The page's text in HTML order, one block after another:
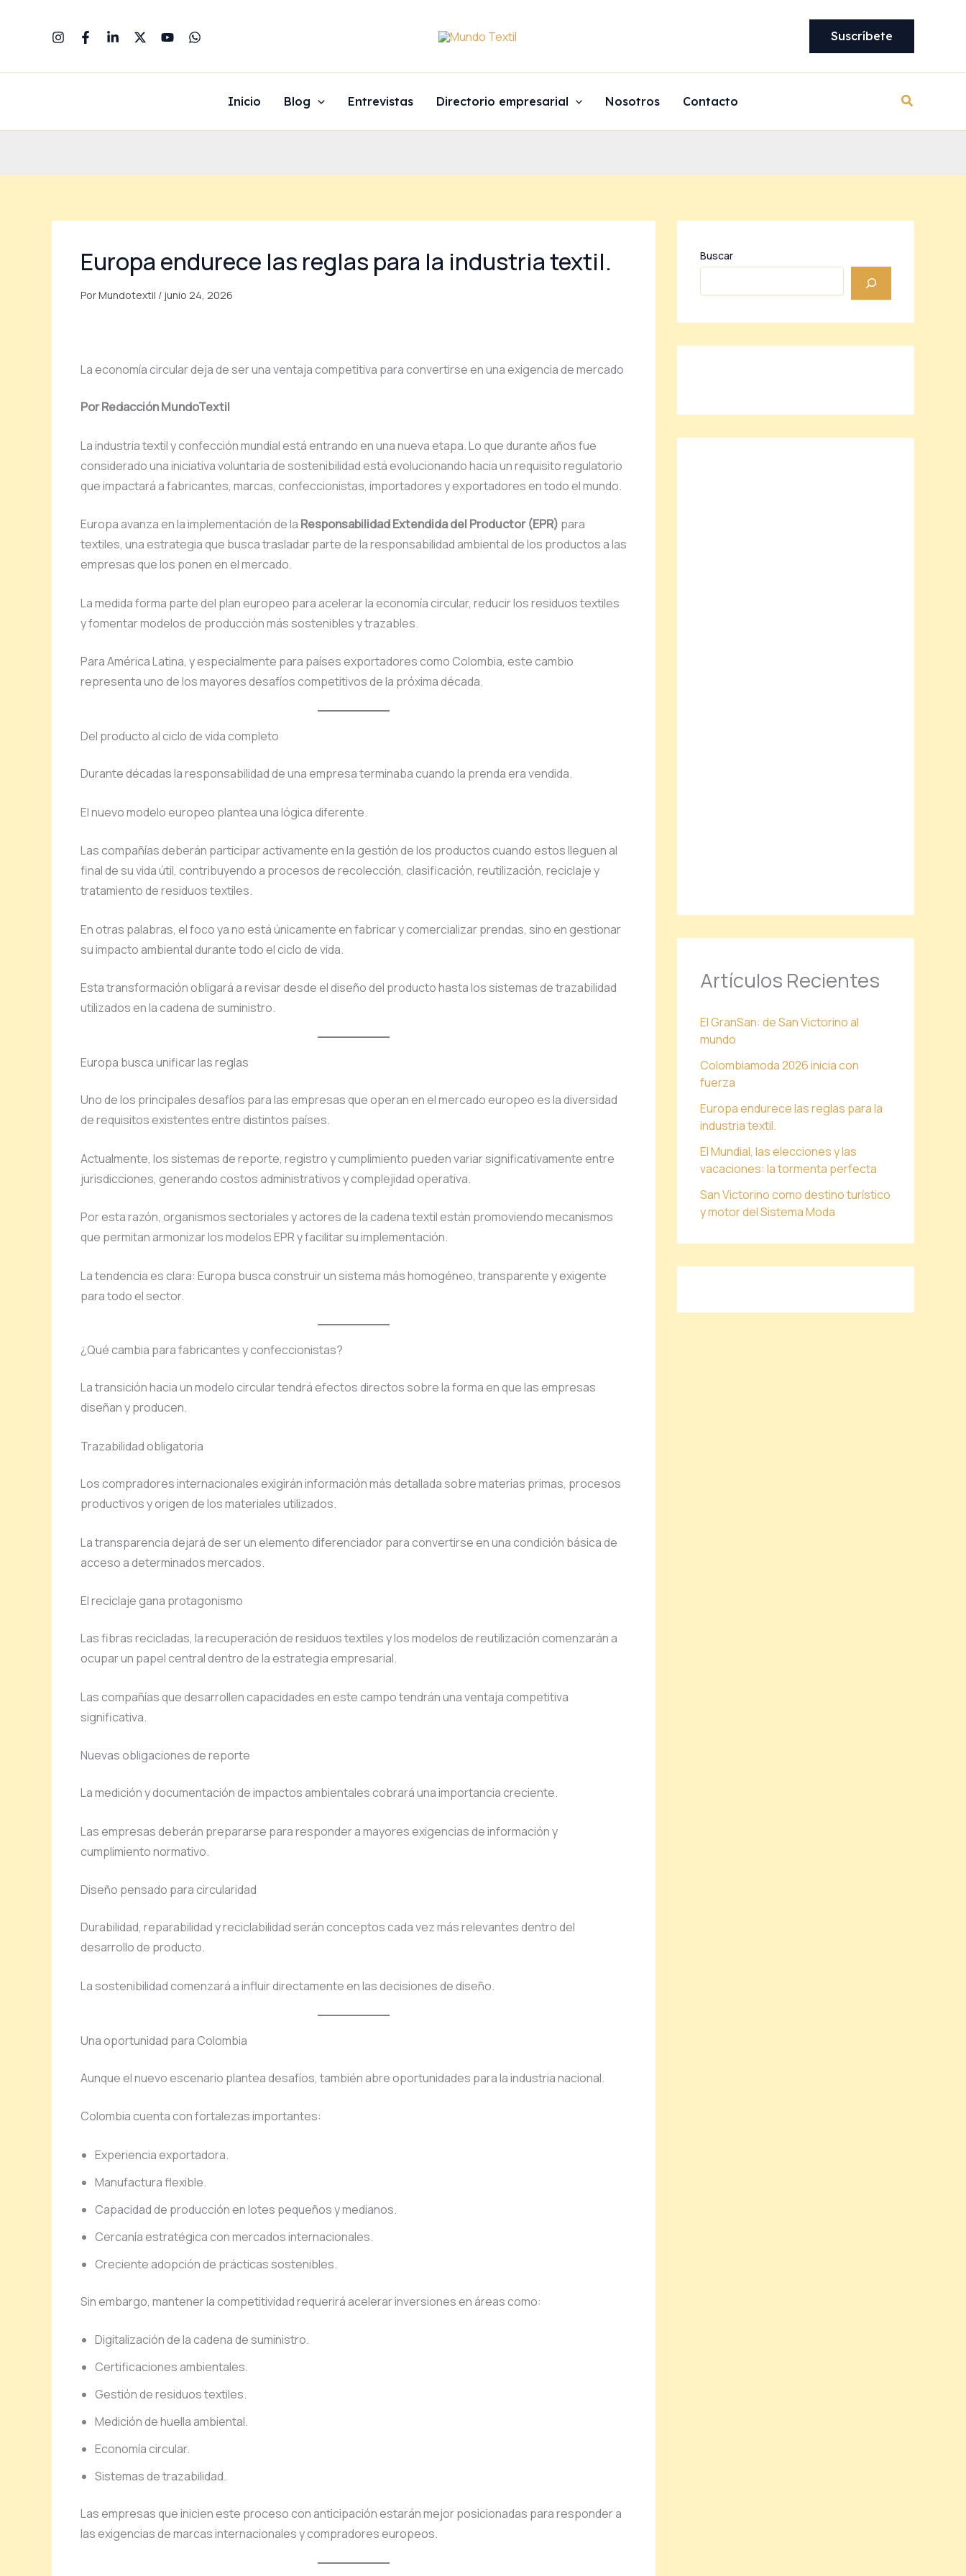
Suscríbete
Inicio Blog Entrevistas Directorio empresarial Nosotros Contacto Buscar
Europa endurece las reglas para la industria textil.
PorMundotextil / junio 24, 2026
La economía circular deja de ser una ventaja competitiva para convertirse en una exigencia de mercado
Por Redacción MundoTextil
La industria textil y confección mundial está entrando en una nueva etapa. Lo que durante años fue
considerado una iniciativa voluntaria de sostenibilidad está evolucionando hacia un requisito regulatorio
que impactará a fabricantes, marcas, confeccionistas, importadores y exportadores en todo el mundo.
Europa avanza en la implementación de la Responsabilidad Extendida del Productor (EPR) para
textiles, una estrategia que busca trasladar parte de la responsabilidad ambiental de los productos a las
empresas que los ponen en el mercado.
La medida forma parte del plan europeo para acelerar la economía circular, reducir los residuos textiles
y fomentar modelos de producción más sostenibles y trazables.
Para América Latina, y especialmente para países exportadores como Colombia, este cambio
representa uno de los mayores desafíos competitivos de la próxima década.
Del producto al ciclo de vida completo
Durante décadas la responsabilidad de una empresa terminaba cuando la prenda era vendida.
El nuevo modelo europeo plantea una lógica diferente.
Las compañías deberán participar activamente en la gestión de los productos cuando estos lleguen al
final de su vida útil, contribuyendo a procesos de recolección, clasificación, reutilización, reciclaje y
tratamiento de residuos textiles.
En otras palabras, el foco ya no está únicamente en fabricar y comercializar prendas, sino en gestionar
su impacto ambiental durante todo el ciclo de vida.
Esta transformación obligará a revisar desde el diseño del producto hasta los sistemas de trazabilidad
utilizados en la cadena de suministro.
Europa busca unificar las reglas
Uno de los principales desafíos para las empresas que operan en el mercado europeo es la diversidad
de requisitos existentes entre distintos países.
Actualmente, los sistemas de reporte, registro y cumplimiento pueden variar significativamente entre
jurisdicciones, generando costos administrativos y complejidad operativa.
Por esta razón, organismos sectoriales y actores de la cadena textil están promoviendo mecanismos
que permitan armonizar los modelos EPR y facilitar su implementación.
La tendencia es clara: Europa busca construir un sistema más homogéneo, transparente y exigente
para todo el sector.
¿Qué cambia para fabricantes y confeccionistas?
La transición hacia un modelo circular tendrá efectos directos sobre la forma en que las empresas
diseñan y producen.
Trazabilidad obligatoria
Los compradores internacionales exigirán información más detallada sobre materias primas, procesos
productivos y origen de los materiales utilizados.
La transparencia dejará de ser un elemento diferenciador para convertirse en una condición básica de
acceso a determinados mercados.
El reciclaje gana protagonismo
Las fibras recicladas, la recuperación de residuos textiles y los modelos de reutilización comenzarán a
ocupar un papel central dentro de la estrategia empresarial.
Las compañías que desarrollen capacidades en este campo tendrán una ventaja competitiva
significativa.
Nuevas obligaciones de reporte
La medición y documentación de impactos ambientales cobrará una importancia creciente.
Las empresas deberán prepararse para responder a mayores exigencias de información y
cumplimiento normativo.
Diseño pensado para circularidad
Durabilidad, reparabilidad y reciclabilidad serán conceptos cada vez más relevantes dentro del
desarrollo de producto.
La sostenibilidad comenzará a influir directamente en las decisiones de diseño.
Una oportunidad para Colombia
Aunque el nuevo escenario plantea desafíos, también abre oportunidades para la industria nacional.
Colombia cuenta con fortalezas importantes:
Experiencia exportadora.
Manufactura flexible.
Capacidad de producción en lotes pequeños y medianos.
Cercanía estratégica con mercados internacionales.
Creciente adopción de prácticas sostenibles.
Sin embargo, mantener la competitividad requerirá acelerar inversiones en áreas como:
Digitalización de la cadena de suministro.
Certificaciones ambientales.
Gestión de residuos textiles.
Medición de huella ambiental.
Economía circular.
Sistemas de trazabilidad.
Las empresas que inicien este proceso con anticipación estarán mejor posicionadas para responder a
las exigencias de marcas internacionales y compradores europeos.
Buscar
Artículos Recientes
El GranSan: de San Victorino al
mundo
Colombiamoda 2026 inicia con
fuerza
Europa endurece las reglas para la
industria textil.
El Mundial, las elecciones y las
vacaciones: la tormenta perfecta
San Victorino como destino turístico
y motor del Sistema Moda